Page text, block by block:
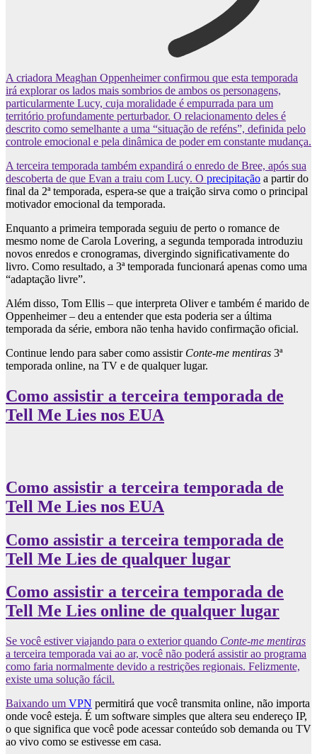
A criadora Meaghan Oppenheimer confirmou que esta temporada
irá explorar os lados mais sombrios de ambos os personagens,
particularmente Lucy, cuja moralidade é empurrada para um
território profundamente perturbador. O relacionamento deles é
descrito como semelhante a uma “situação de reféns”, definida pelo
controle emocional e pela dinâmica de poder em constante mudança.
A terceira temporada também expandirá o enredo de Bree, após sua
descoberta de que Evan a traiu com Lucy. O precipitação a partir do
final da 2ª temporada, espera-se que a traição sirva como o principal
motivador emocional da temporada.
Enquanto a primeira temporada seguiu de perto o romance de
mesmo nome de Carola Lovering, a segunda temporada introduziu
novos enredos e cronogramas, divergindo significativamente do
livro. Como resultado, a 3ª temporada funcionará apenas como uma
“adaptação livre”.
Além disso, Tom Ellis – que interpreta Oliver e também é marido de
Oppenheimer – deu a entender que esta poderia ser a última
temporada da série, embora não tenha havido confirmação oficial.
Continue lendo para saber como assistir Conte-me mentiras 3ª
temporada online, na TV e de qualquer lugar.
Como assistir a terceira temporada de
Tell Me Lies nos EUA
Como assistir a terceira temporada de
Tell Me Lies nos EUA
Como assistir a terceira temporada de
Tell Me Lies de qualquer lugar
Como assistir a terceira temporada de
Tell Me Lies online de qualquer lugar
Se você estiver viajando para o exterior quando Conte-me mentiras
a terceira temporada vai ao ar, você não poderá assistir ao programa
como faria normalmente devido a restrições regionais. Felizmente,
existe uma solução fácil.
Baixando um VPN permitirá que você transmita online, não importa
onde você esteja. É um software simples que altera seu endereço IP,
o que significa que você pode acessar conteúdo sob demanda ou TV
ao vivo como se estivesse em casa.